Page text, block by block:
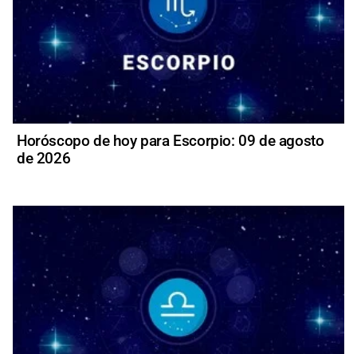
Horóscopo de hoy para Escorpio: 09 de agosto
de 2026